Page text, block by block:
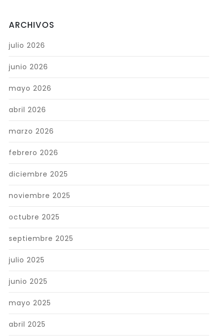
ARCHIVOS
julio 2026
junio 2026
mayo 2026
abril 2026
marzo 2026
febrero 2026
diciembre 2025
noviembre 2025
octubre 2025
septiembre 2025
julio 2025
junio 2025
mayo 2025
abril 2025